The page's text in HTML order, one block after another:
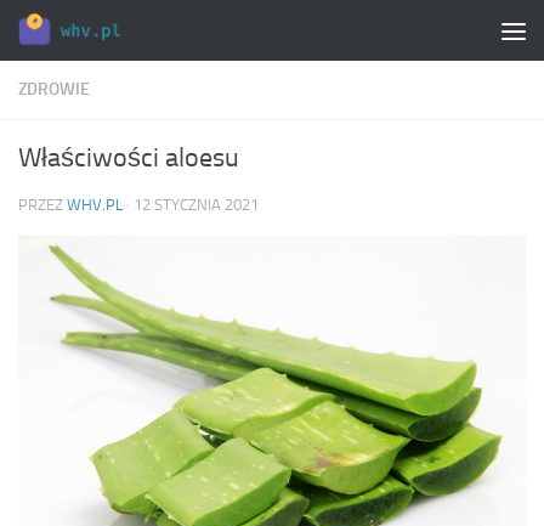
Skip to content
ZDROWIE
Właściwości aloesu
PRZEZ WHV.PL · 12 STYCZNIA 2021